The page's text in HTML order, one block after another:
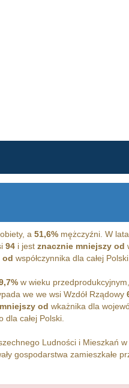
a 51,6%mężczyźni. W
94i jest znacznie mniejszy od
od współczynnika dla całej Polski.
w wieku
we we wsi Wzdół Rządowy
mniejszy od wkażnika dla
całej Polski.
Ludności i Mieszkań w
gospodarstwa zamieszkałe